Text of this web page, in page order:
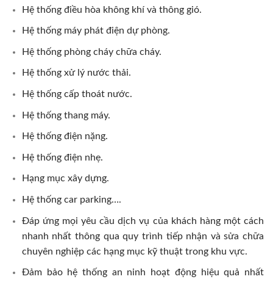
Hệ thống điều hòa không khí và thông gió.
Hệ thống máy phát điện dự phòng.
Hệ thống phòng cháy chữa cháy.
Hệ thống xử lý nước thải.
Hệ thống cấp thoát nước.
Hệ thống thang máy.
Hệ thống điện nặng.
Hệ thống điện nhẹ.
Hạng mục xây dựng.
Hệ thống car parking….
Đáp ứng mọi yêu cầu dịch vụ của khách hàng một cách
nhanh nhất thông qua quy trình tiếp nhận và sửa chữa
chuyên nghiệp các hạng mục kỹ thuật trong khu vực.
Đảm bảo hệ thống an ninh hoạt động hiệu quả nhất